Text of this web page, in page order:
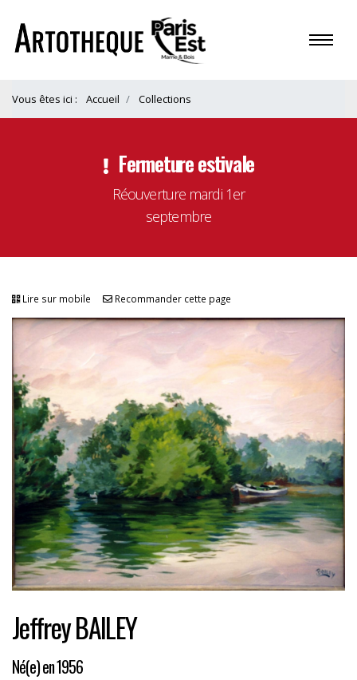
Vous êtes ici : Accueil Collections
Fermeture estivale
Réouverture mardi 1er
septembre
Lire sur mobile Recommander cette page
Jeffrey BAILEY
Né(e) en 1956